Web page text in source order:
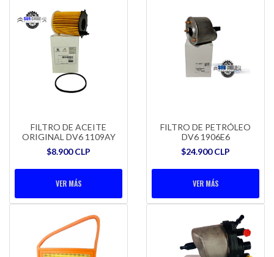
FILTRO DE ACEITE
ORIGINAL DV6 1109AY
$8.900 CLP
VER MÁS
FILTRO DE PETRÓLEO
DV6 1906E6
$24.900 CLP
VER MÁS